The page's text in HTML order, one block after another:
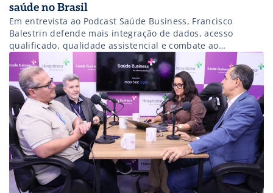
saúde no Brasil
Em entrevista ao Podcast Saúde Business, Francisco
Balestrin defende mais integração de dados, acesso
qualificado, qualidade assistencial e combate ao
desperdício como caminhos para tornar o sistema mais
eficiente e sustentável.